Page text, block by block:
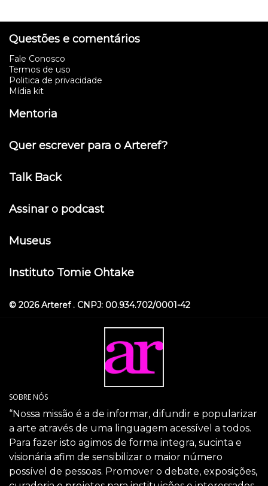
Questões e comentários
Fale Conosco
Termos de uso
Politica de privacidade
Mídia kit
Mentoria
Quer escrever para o Arteref?
Talk Back
Assinar o podcast
Museus
Instituto Tomie Ohtake
© 2026 Arteref . CNPJ: 00.934.702/0001-42
SOBRE NÓS
“Nossa missão é a de informar, difundir e popularizar
a arte através de uma linguagem acessível a todos.
Para fazer isto agimos de forma integra, sucinta e
visionária afim de sensibilizar o maior número
possível de pessoas. Promover o debate, exposições,